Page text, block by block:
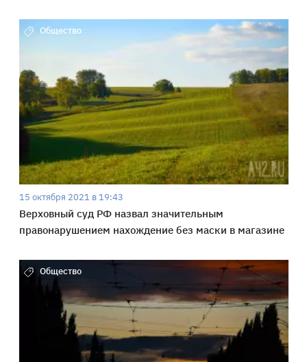
Общество
15 октября 2021 в 19:43
Верховный суд РФ назвал значительным
правонарушением нахождение без маски в магазине
Общество